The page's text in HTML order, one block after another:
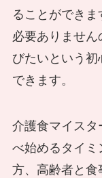
ることができ
必要ありませ
びたいという
できます。
介護食マイスタ
べ始めるタイミ
方、高齢者と